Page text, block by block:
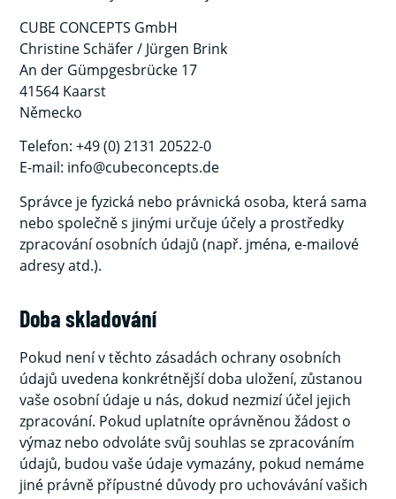
CUBE CONCEPTS GmbH
Christine Schäfer / Jürgen Brink
An der Gümpgesbrücke 17
41564 Kaarst
Německo
Telefon: +49 (0) 2131 20522-0
E-mail: info@cubeconcepts.de
Správce je fyzická nebo právnická osoba, která sama
nebo společně s jinými určuje účely a prostředky
zpracování osobních údajů (např. jména, e-mailové
adresy atd.).
Doba skladování
Pokud není v těchto zásadách ochrany osobních
údajů uvedena konkrétnější doba uložení, zůstanou
vaše osobní údaje u nás, dokud nezmizí účel jejich
zpracování. Pokud uplatníte oprávněnou žádost o
výmaz nebo odvoláte svůj souhlas se zpracováním
údajů, budou vaše údaje vymazány, pokud nemáme
jiné právně přípustné důvody pro uchovávání vašich